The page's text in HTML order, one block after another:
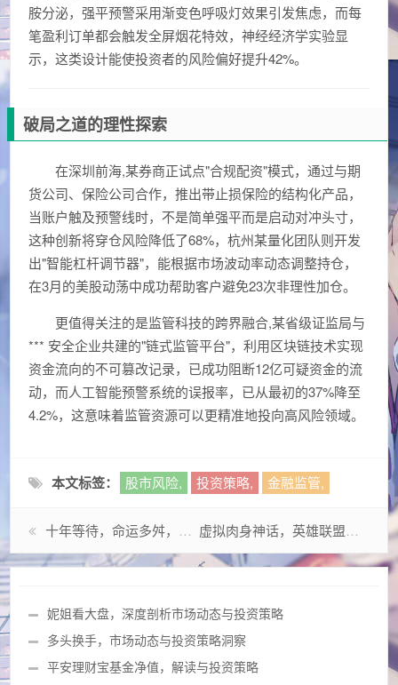
胺分泌，强平预警采用渐变色呼吸灯效果引发焦虑，而每
笔盈利订单都会触发全屏烟花特效，神经经济学实验显
示，这类设计能使投资者的风险偏好提升42%。
破局之道的理性探索
在深圳前海,某券商正试点"合规配资"模式，通过与期
货公司、保险公司合作，推出带止损保险的结构化产品，
当账户触及预警线时，不是简单强平而是启动对冲头寸，
这种创新将穿仓风险降低了68%，杭州某量化团队则开发
出"智能杠杆调节器"，能根据市场波动率动态调整持仓，
在3月的美股动荡中成功帮助客户避免23次非理性加仓。
更值得关注的是监管科技的跨界融合,某省级证监局与
*** 安全企业共建的"链式监管平台"，利用区块链技术实现
资金流向的不可篡改记录，已成功阻断12亿可疑资金的流
动，而人工智能预警系统的误报率，已从最初的37%降至
4.2%，这意味着监管资源可以更精准地投向高风险领域。
本文标签： 股市风险, 投资策略, 金融监管,
十年等待，命运多舛，DNF手游为何迟迟未能上线？ 虚拟肉身神话，英雄联盟蒙多皮肤背后的消费哲学与身份狂欢
妮姐看大盘，深度剖析市场动态与投资策略
多头换手，市场动态与投资策略洞察
平安理财宝基金净值，解读与投资策略